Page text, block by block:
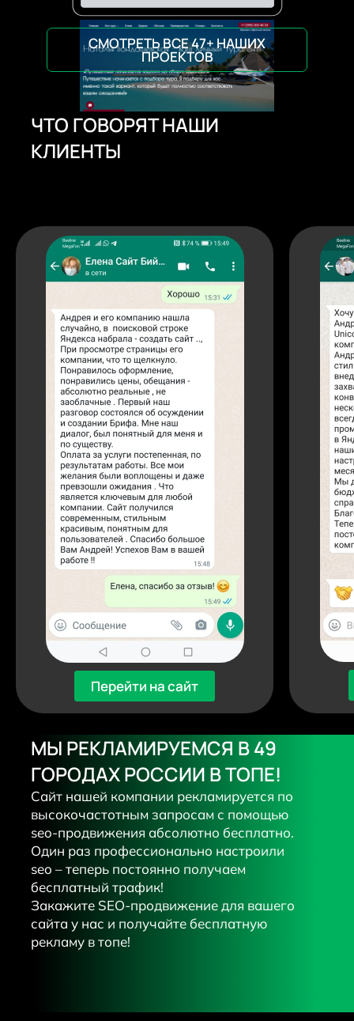
СМОТРЕТЬ ВСЕ 47+ НАШИХ
ПРОЕКТОВ
ЧТО ГОВОРЯТ НАШИ
КЛИЕНТЫ
Перейти на сайт
МЫ РЕКЛАМИРУЕМСЯ В 49
ГОРОДАХ РОССИИ В ТОПЕ!
Сайт нашей компании рекламируется по
высокочастотным запросам с помощью
seo-продвижения абсолютно бесплатно.
Один раз профессионально настроили
seo – теперь постоянно получаем
бесплатный трафик!
Закажите SEO-продвижение для вашего
сайта у нас и получайте бесплатную
рекламу в топе!